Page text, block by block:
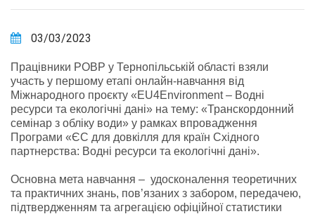
03/03/2023
Працівники РОВР у Тернопільській області взяли
участь у першому етапі онлайн-навчання від
Міжнародного проєкту «EU4Environment – Водні
ресурси та екологічні дані» на тему: «Транскордонний
семінар з обліку води» у рамках впровадження
Програми «ЄС для довкілля для країн Східного
партнерства: Водні ресурси та екологічні дані».
Основна мета навчання – удосконалення теоретичних
та практичних знань, пов’язаних з забором, передачею,
підтвердженням та агрегацією офіційної статистики